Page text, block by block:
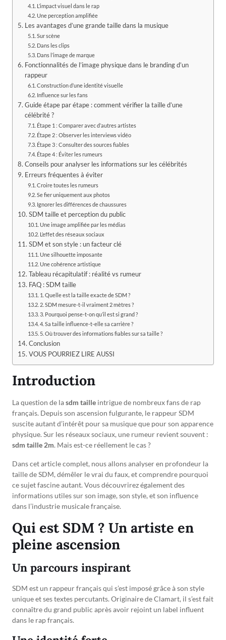
L’impact visuel dans le rap
Une perception amplifiée
Les avantages d’une grande taille dans la musique
Sur scène
Dans les clips
Dans l’image de marque
Fonctionnalités de l’image physique dans le branding d’un
rappeur
Construction d’une identité visuelle
Influence sur les fans
Guide étape par étape : comment vérifier la taille d’une
célébrité ?
Étape 1 : Comparer avec d’autres artistes
Étape 2 : Observer les interviews vidéo
Étape 3 : Consulter des sources fiables
Étape 4 : Éviter les rumeurs
Conseils pour analyser les informations sur les célébrités
Erreurs fréquentes à éviter
Croire toutes les rumeurs
Se fier uniquement aux photos
Ignorer les différences de chaussures
SDM taille et perception du public
Une image amplifiée par les médias
L’effet des réseaux sociaux
SDM et son style : un facteur clé
Une silhouette imposante
Une cohérence artistique
Tableau récapitulatif : réalité vs rumeur
FAQ : SDM taille
1. Quelle est la taille exacte de SDM ?
2. SDM mesure-t-il vraiment 2 mètres ?
3. Pourquoi pense-t-on qu’il est si grand ?
4. Sa taille influence-t-elle sa carrière ?
5. Où trouver des informations fiables sur sa taille ?
Conclusion
VOUS POURRIEZ LIRE AUSSI
Introduction
La question de lasdm taille intrigue de nombreux fans de rap
français. Depuis son ascension fulgurante, le rappeur SDM
suscite autant d’intérêt pour sa musique que pour son apparence
physique. Sur les réseaux sociaux, une rumeur revient souvent :
sdm taille 2m. Mais est-ce réellement le cas ?
Dans cet article complet, nous allons analyser en profondeur la
taille de SDM, démêler le vrai du faux, et comprendre pourquoi
ce sujet fascine autant. Vous découvrirez également des
informations utiles sur son image, son style, et son influence
dans l’industrie musicale française.
Qui est SDM ? Un artiste en
pleine ascension
Un parcours inspirant
SDM est un rappeur français qui s’est imposé grâce à son style
unique et ses textes percutants. Originaire de Clamart, il s’est fait
connaître du grand public après avoir rejoint un label influent
dans le rap français.